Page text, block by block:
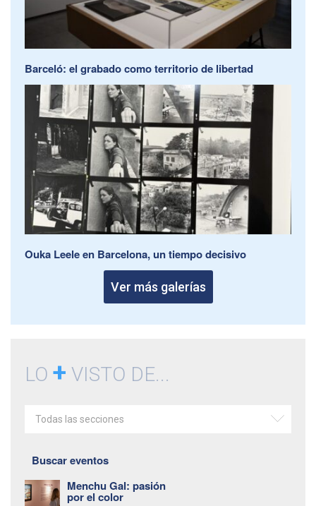
Barceló: el grabado como territorio de libertad
Ouka Leele en Barcelona, un tiempo decisivo
Ver más galerías
LO + VISTO DE...
Todas las secciones
Buscar eventos
Menchu Gal: pasión
por el color